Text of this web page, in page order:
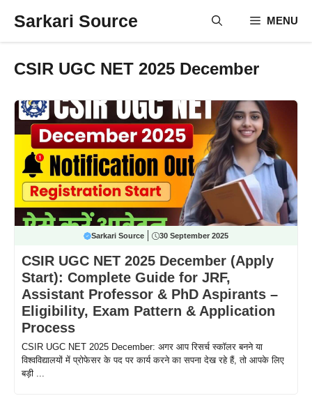
Sarkari Source MENU
CSIR UGC NET 2025 December
Sarkari Source 30 September 2025
CSIR UGC NET 2025 December (Apply
Start): Complete Guide for JRF,
Assistant Professor & PhD Aspirants –
Eligibility, Exam Pattern & Application
Process
CSIR UGC NET 2025 December: अगर आप रिसर्च स्कॉलर बनने या
विश्वविद्यालयों में प्रोफेसर के पद पर कार्य करने का सपना देख रहे हैं, तो आपके लिए
बड़ी ...